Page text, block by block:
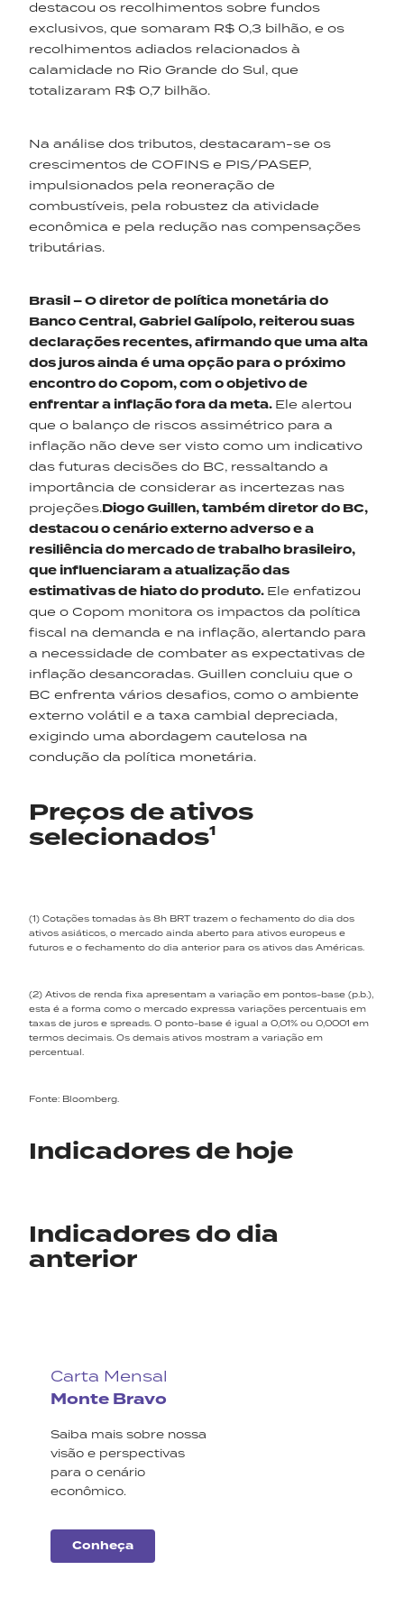
destacou os recolhimentos sobre fundos
exclusivos, que somaram R$ 0,3 bilhão, e os
recolhimentos adiados relacionados à
calamidade no Rio Grande do Sul, que
totalizaram R$ 0,7 bilhão.
Na análise dos tributos, destacaram-se os
crescimentos de COFINS e PIS/PASEP,
impulsionados pela reoneração de
combustíveis, pela robustez da atividade
econômica e pela redução nas compensações
tributárias.
Brasil – O diretor de política monetária do
Banco Central, GabrielGalípolo, reiterou suas
declarações recentes, afirmando que uma alta
dos juros ainda é uma opção para o próximo
encontro doCopom, com o objetivo de
enfrentar a inflação fora da meta. Ele alertou
que o balanço de riscos assimétrico para a
inflação não deve ser visto como um indicativo
das futuras decisões do BC, ressaltando a
importância de considerar as incertezas nas
projeções.DiogoGuillen, também diretor do BC,
destacou o cenário externo adverso e a
resiliência do mercado de trabalho brasileiro,
que influenciaram a atualização das
estimativas de hiato do produto. Ele enfatizou
que o Copom monitora os impactos da política
fiscal na demanda e na inflação, alertando para
a necessidade de combater as expectativas de
inflação desancoradas. Guillen concluiu que o
BC enfrenta vários desafios, como o ambiente
externo volátil e a taxa cambial depreciada,
exigindo uma abordagem cautelosa na
condução da política monetária.
Preços de ativos
selecionados¹
(1) Cotações tomadas às 8h BRT trazem o fechamento do dia dos
ativos asiáticos, o mercado ainda aberto para ativos europeus e
futuros e o fechamento do dia anterior para os ativos das Américas.
(2) Ativos de renda fixa apresentam a variação em pontos-base (p.b.),
esta é a forma como o mercado expressa variações percentuais em
taxas de juros e spreads. O ponto-base é igual a 0,01% ou 0,0001 em
termos decimais. Os demais ativos mostram a variação em
percentual.
Fonte: Bloomberg.
Indicadores de hoje
Indicadores do dia
anterior
Carta Mensal
Monte Bravo
Saiba mais sobre nossa
visão e perspectivas
para o cenário
econômico.
Conheça